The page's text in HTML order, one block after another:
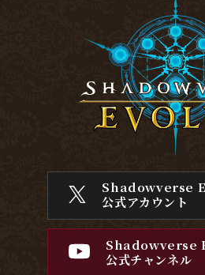
Shadowverse
公式アカウント
Shadowverse
公式チャンネル